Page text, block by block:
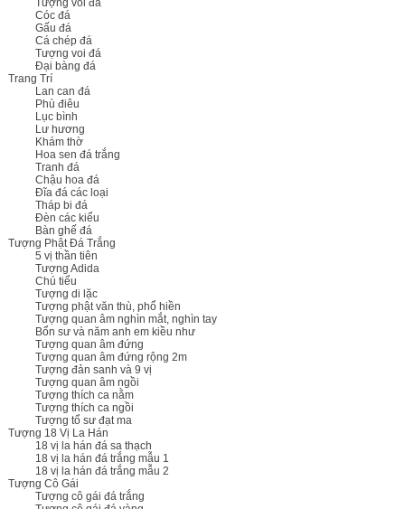
Tượng voi đá
Cóc đá
Gấu đá
Cá chép đá
Tượng voi đá
Đại bàng đá
Trang Trí
Lan can đá
Phù điêu
Lục bình
Lư hương
Khám thờ
Hoa sen đá trắng
Tranh đá
Chậu hoa đá
Đĩa đá các loại
Tháp bi đá
Đèn các kiểu
Bàn ghế đá
Tượng Phật Đá Trắng
5 vị thần tiên
Tượng Adida
Chú tiểu
Tượng di lặc
Tượng phật văn thù, phổ hiền
Tượng quan âm nghìn mắt, nghìn tay
Bổn sư và năm anh em kiều như
Tượng quan âm đứng
Tượng quan âm đứng rộng 2m
Tượng đản sanh và 9 vị
Tượng quan âm ngồi
Tượng thích ca nằm
Tượng thích ca ngồi
Tượng tổ sư đạt ma
Tượng 18 Vị La Hán
18 vị la hán đá sa thạch
18 vị la hán đá trắng mẫu 1
18 vị la hán đá trắng mẫu 2
Tượng Cô Gái
Tượng cô gái đá trắng